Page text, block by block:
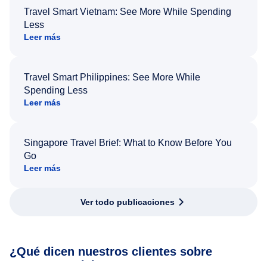
Travel Smart Vietnam: See More While Spending
Less
Leer más
Travel Smart Philippines: See More While
Spending Less
Leer más
Singapore Travel Brief: What to Know Before You
Go
Leer más
Ver todo publicaciones
¿Qué dicen nuestros clientes sobre